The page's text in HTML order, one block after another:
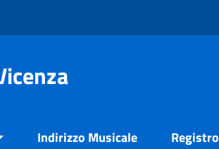
Indirizzo Musicale Registro